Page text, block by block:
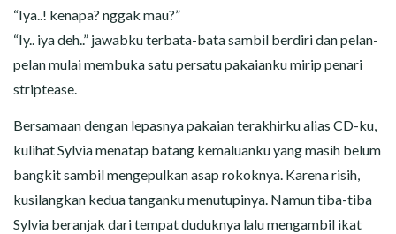
“Iya..! kenapa? nggak mau?”
“Iy.. iya deh..” jawabku terbata-bata sambil berdiri dan pelan-
pelan mulai membuka satu persatu pakaianku mirip penari
striptease.
Bersamaan dengan lepasnya pakaian terakhirku alias CD-ku,
kulihat Sylvia menatap batang kemaluanku yang masih belum
bangkit sambil mengepulkan asap rokoknya. Karena risih,
kusilangkan kedua tanganku menutupinya. Namun tiba-tiba
Sylvia beranjak dari tempat duduknya lalu mengambil ikat